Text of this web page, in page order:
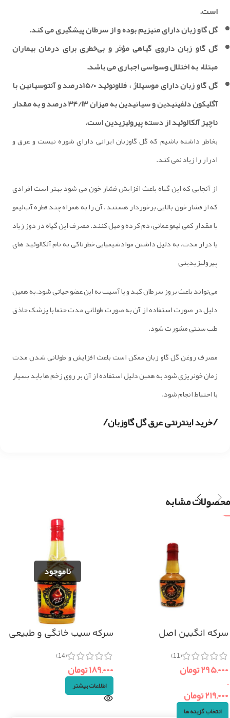
است.
گل گاو زبان دارای منیزیم بوده و از سرطان پیشگیری می کند.
گل گاو زبان داروی گیاهی مؤثر و بی‌خطری برای درمان بیماران
مبتلاء به اختلال وسواسی اجباری می باشد.
گل گاو زبان دارای موسیلاژ ، فلاونوئید ۱۵/۰درصد و آنتوسیانین با
آگلیکون دلفینیدین و سیانیدین به میزان ۳۴/۱۳ درصد و به مقدار
ناچیز آلکالوئید از دسته پیرولیزیدین است.
بخاطر داشته باشیم که گل گاوزبان ایرانی دارای شوره نیست و عرق و
ادرار را زیاد نمی کند.
از آنجایی که این گیاه باعث افزایش فشار خون می شود بهتر است افرادی
که از فشار خون بالایی برخوردار هستند ، آن را به ‌همراه چند قطره آب‌لیمو
یا مقدار کمی لیمو عمانی، دم کرده و میل کنند. مصرف این گیاه در دوز زیاد
یا دراز مدت، به دلیل داشتن موادشیمیایی خطرناکی به نام آلکالوئید های
پیرولیزیدینی
می‌تواند باعث بروز سرطان کبد و یا آسیب به این عضو حیاتی شود.به همین
دلیل در صورت استفاده از آن به صورت طولانی مدت حتما با پزشک حاذق
طب سنتی مشورت شود.
مصرف روغن گل گاو زبان ممکن است باعث افزایش و طولانی شدن مدت
زمان خونریزی شود به همین دلیل استفاده از آن بر روی زخم ها باید بسیار
با احتیاط انجام شود.
/خرید اینترنتی عرق گل گاوزبان/
محصولات مشابه
سرکه انگبین اصل
(11)
۲۹۵,۰۰۰تومان
–
۲۱۹,۰۰۰تومان
انتخاب گزینه ها
سرکه سیب خانگی و طبیعی
(14)
۱۸۹,۰۰۰تومان
اطلاعات بیشتر